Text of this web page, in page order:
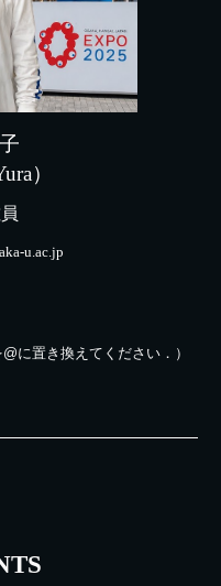
）
u.ac.jp
@に置き換えてください．）